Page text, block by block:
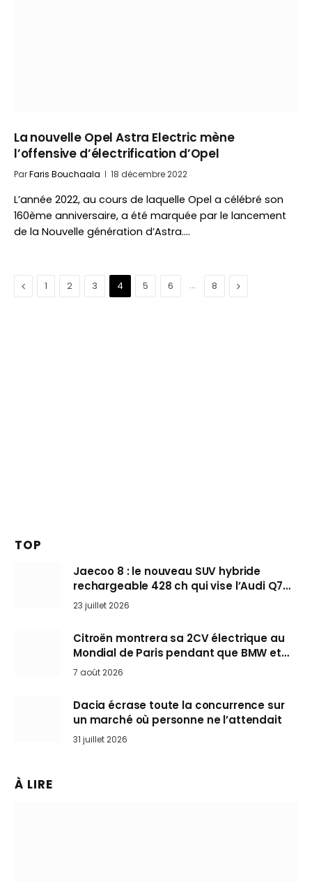
La nouvelle Opel Astra Electric mène
l’offensive d’électrification d’Opel
ParFaris Bouchaala 18 décembre 2022
L’année 2022, au cours de laquelle Opel a célébré son
160ème anniversaire, a été marquée par le lancement
de la Nouvelle génération d’Astra.…
Précédent
1 2 3 4 5 6 … 8 Suivant
TOP
Jaecoo 8 : le nouveau SUV hybride
rechargeable 428 ch qui vise l’Audi Q7
arrive en Europe cet automne
23 juillet 2026
Citroën montrera sa 2CV électrique au
Mondial de Paris pendant que BMW et
Mini désertent le salon
7 août 2026
Dacia écrase toute la concurrence sur
un marché où personne ne l’attendait
31 juillet 2026
À LIRE